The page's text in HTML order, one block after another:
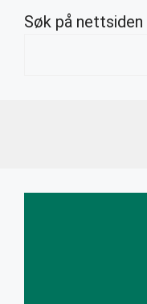
Søk på nettsiden